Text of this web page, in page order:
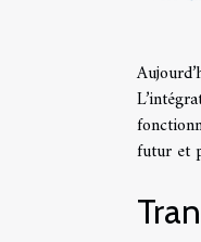
futur et